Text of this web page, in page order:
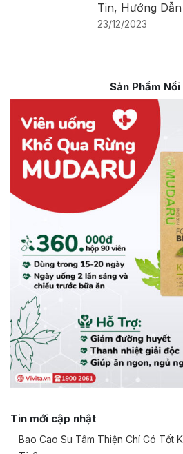
Tin, Hướng
Bệnh
23/12/2023
Sản Phẩm Nổi
Tin mới cập nhật
Bao Cao Su Tâm Thiện Chí Có Tốt